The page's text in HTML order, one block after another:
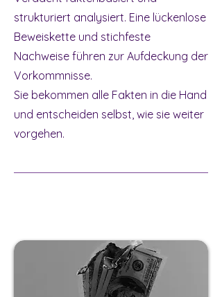
strukturiert analysiert. Eine lückenlose
Beweiskette und stichfeste
Nachweise führen zur Aufdeckung der
Vorkommnisse.
Sie bekommen alle Fakten in die Hand
und entscheiden selbst, wie sie weiter
vorgehen.